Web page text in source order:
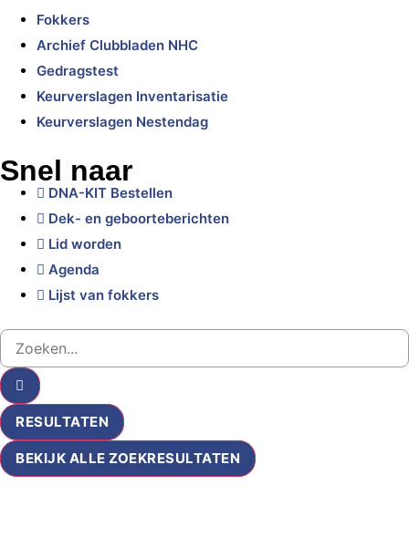
Fokkers
Archief Clubbladen NHC
Gedragstest
Keurverslagen Inventarisatie
Keurverslagen Nestendag
Snel naar
DNA-KIT Bestellen
Dek- en geboorteberichten
Lid worden
Agenda
Lijst van fokkers
RESULTATEN
BEKIJK ALLE ZOEKRESULTATEN